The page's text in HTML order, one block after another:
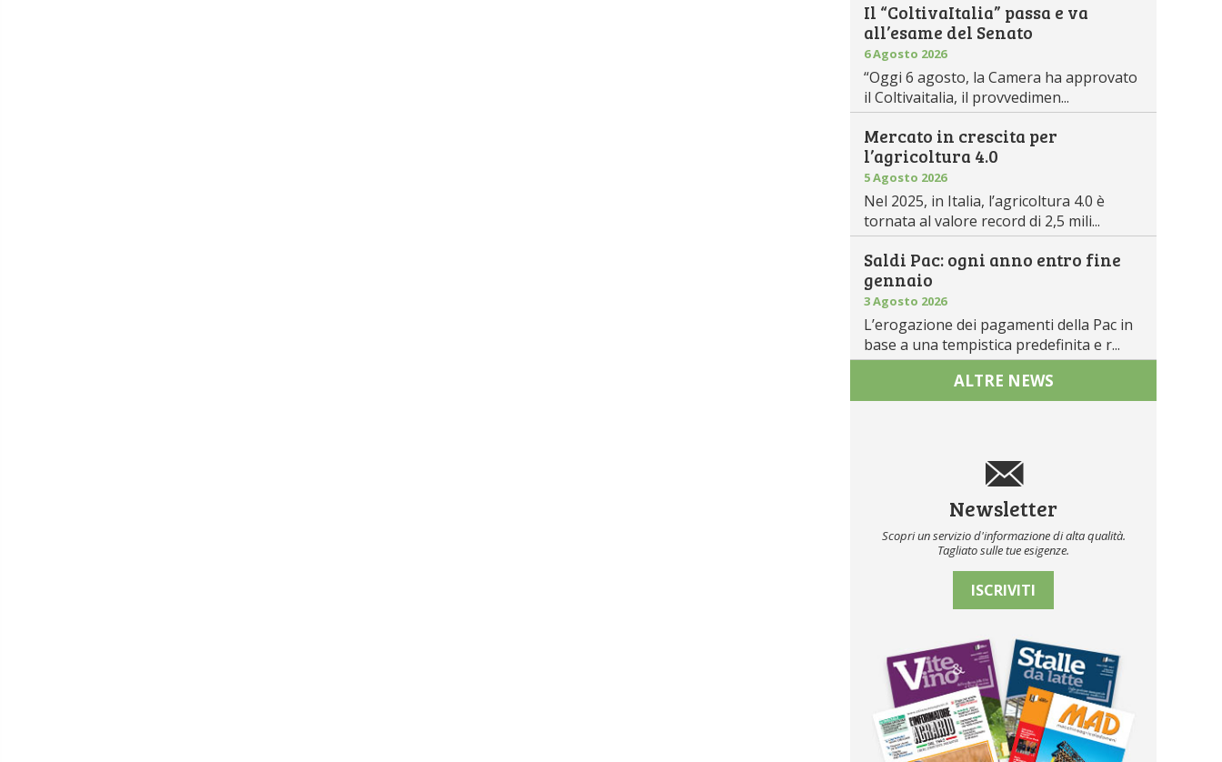
Il “ColtivaItalia” passa e va
all’esame del Senato
6 Agosto 2026
“Oggi 6 agosto, la Camera ha approvato
il Coltivaitalia, il provvedimen...
Mercato in crescita per
l’agricoltura 4.0
5 Agosto 2026
Nel 2025, in Italia, l’agricoltura 4.0 è
tornata al valore record di 2,5 mili...
Saldi Pac: ogni anno entro fine
gennaio
3 Agosto 2026
L’erogazione dei pagamenti della Pac in
base a una tempistica predefinita e r...
ALTRE NEWS
Newsletter
Scopri un servizio d'informazione di alta qualità.
Tagliato sulle tue esigenze.
ISCRIVITI